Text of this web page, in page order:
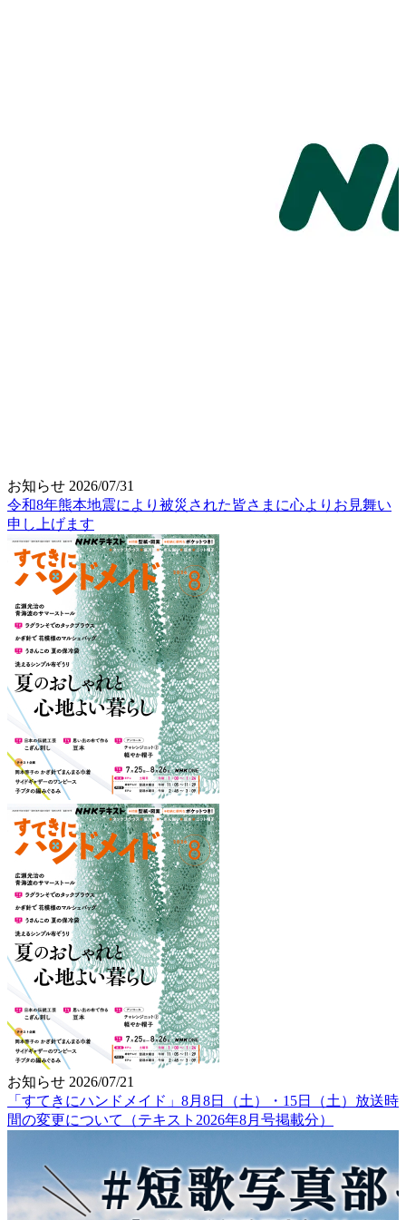
お知らせ 2026/07/31
令和8年熊本地震により被災された皆さまに心よりお見舞い
申し上げます
お知らせ 2026/07/21
「すてきにハンドメイド」8月8日（土）・15日（土）放送時
間の変更について（テキスト2026年8月号掲載分）